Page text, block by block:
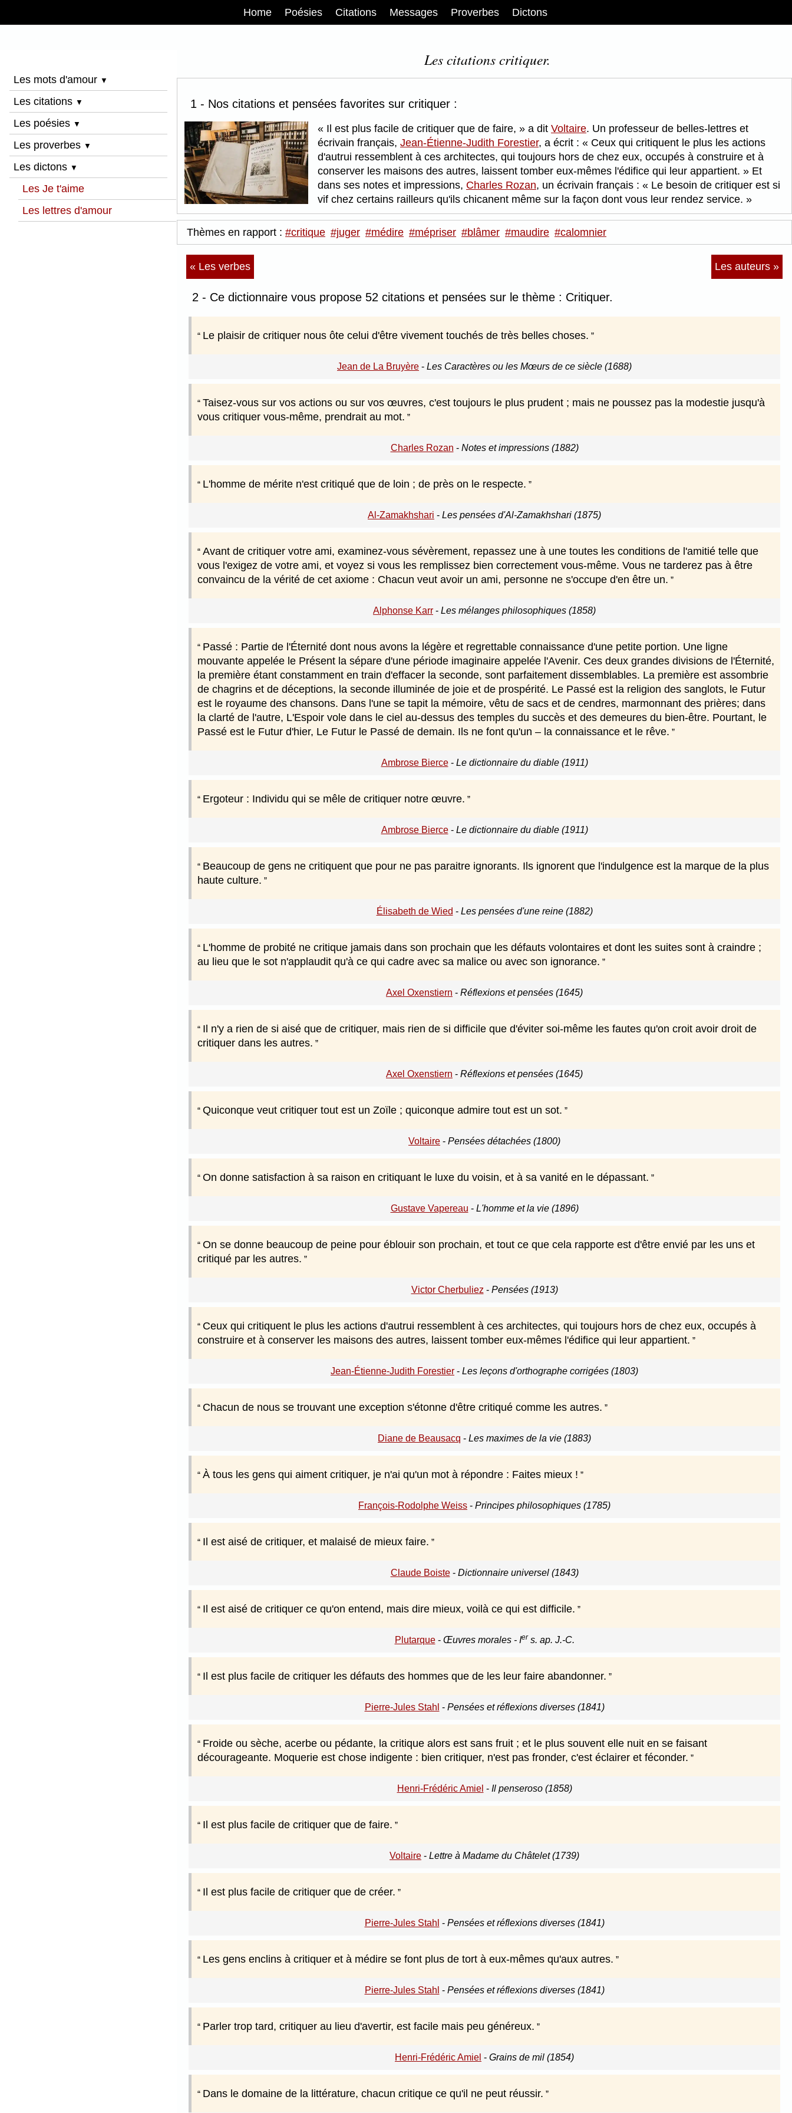
Home Poésies Citations Messages Proverbes Dictons
Les mots d'amour ▼
Les citations ▼
Les poésies ▼
Les proverbes ▼
Les dictons ▼
Les Je t'aime
Les lettres d'amour
Les citations critiquer.
1 - Nos citations et pensées favorites sur critiquer :
Il est plus facile de critiquer que de faire, a dit Voltaire. Un professeur de belles-lettres et
écrivain français, Jean-Étienne-Judith Forestier, a écrit :
Ceux qui critiquent le plus les actions
d'autrui ressemblent à ces architectes, qui toujours hors de chez eux, occupés à construire et à
conserver les maisons des autres, laissent tomber eux-mêmes l'édifice qui leur appartient.
Et
dans ses notes et impressions, Charles Rozan, un écrivain français :
Le besoin de critiquer est si
vif chez certains railleurs qu'ils chicanent même sur la façon dont vous leur rendez service.
Thèmes en rapport : #critique #juger #médire #mépriser #blâmer #maudire #calomnier
« Les verbes Les auteurs »
2 - Ce dictionnaire vous propose 52 citations et pensées sur le thème : Critiquer.
Le plaisir de critiquer nous ôte celui d'être vivement touchés de très belles choses.
Jean de La Bruyère - Les Caractères ou les Mœurs de ce siècle (1688)
Taisez-vous sur vos actions ou sur vos œuvres, c'est toujours le plus prudent ; mais ne poussez pas la modestie jusqu'à
vous critiquer vous-même, prendrait au mot.
Charles Rozan - Notes et impressions (1882)
L'homme de mérite n'est critiqué que de loin ; de près on le respecte.
Al-Zamakhshari - Les pensées d'Al-Zamakhshari (1875)
Avant de critiquer votre ami, examinez-vous sévèrement, repassez une à une toutes les conditions de l'amitié telle que
vous l'exigez de votre ami, et voyez si vous les remplissez bien correctement vous-même. Vous ne tarderez pas à être
convaincu de la vérité de cet axiome : Chacun veut avoir un ami, personne ne s'occupe d'en être un.
Alphonse Karr - Les mélanges philosophiques (1858)
Passé : Partie de l'Éternité dont nous avons la légère et regrettable connaissance d'une petite portion. Une ligne
mouvante appelée le Présent la sépare d'une période imaginaire appelée l'Avenir. Ces deux grandes divisions de l'Éternité,
la première étant constamment en train d'effacer la seconde, sont parfaitement dissemblables. La première est assombrie
de chagrins et de déceptions, la seconde illuminée de joie et de prospérité. Le Passé est la religion des sanglots, le Futur
est le royaume des chansons. Dans l'une se tapit la mémoire, vêtu de sacs et de cendres, marmonnant des prières; dans
la clarté de l'autre, L'Espoir vole dans le ciel au-dessus des temples du succès et des demeures du bien-être. Pourtant, le
Passé est le Futur d'hier, Le Futur le Passé de demain. Ils ne font qu'un – la connaissance et le rêve.
Ambrose Bierce- Le dictionnaire du diable (1911)
Ergoteur : Individu qui se mêle de critiquer notre œuvre.
Ambrose Bierce- Le dictionnaire du diable (1911)
Beaucoup de gens ne critiquent que pour ne pas paraitre ignorants. Ils ignorent que l'indulgence est la marque de la plus
haute culture.
Élisabeth de Wied - Les pensées d'une reine (1882)
L'homme de probité ne critique jamais dans son prochain que les défauts volontaires et dont les suites sont à craindre ;
au lieu que le sot n'applaudit qu'à ce qui cadre avec sa malice ou avec son ignorance.
Axel Oxenstiern - Réflexions et pensées (1645)
Il n'y a rien de si aisé que de critiquer, mais rien de si difficile que d'éviter soi-même les fautes qu'on croit avoir droit de
critiquer dans les autres.
Axel Oxenstiern - Réflexions et pensées (1645)
Quiconque veut critiquer tout est un Zoïle ; quiconque admire tout est un sot.
Voltaire - Pensées détachées (1800)
On donne satisfaction à sa raison en critiquant le luxe du voisin, et à sa vanité en le dépassant.
Gustave Vapereau - L'homme et la vie (1896)
On se donne beaucoup de peine pour éblouir son prochain, et tout ce que cela rapporte est d'être envié par les uns et
critiqué par les autres.
Victor Cherbuliez - Pensées (1913)
Ceux qui critiquent le plus les actions d'autrui ressemblent à ces architectes, qui toujours hors de chez eux, occupés à
construire et à conserver les maisons des autres, laissent tomber eux-mêmes l'édifice qui leur appartient.
Jean-Étienne-Judith Forestier - Les leçons d'orthographe corrigées (1803)
Chacun de nous se trouvant une exception s'étonne d'être critiqué comme les autres.
Diane de Beausacq - Les maximes de la vie (1883)
À tous les gens qui aiment critiquer, je n'ai qu'un mot à répondre : Faites mieux !
François-Rodolphe Weiss - Principes philosophiques (1785)
Il est aisé de critiquer, et malaisé de mieux faire.
Claude Boiste- Dictionnaire universel (1843)
Il est aisé de critiquer ce qu'on entend, mais dire mieux, voilà ce qui est difficile.
Plutarque- Œuvres morales - Ier s. ap. J.-C.
Il est plus facile de critiquer les défauts des hommes que de les leur faire abandonner.
Pierre-Jules Stahl - Pensées et réflexions diverses (1841)
Froide ou sèche, acerbe ou pédante, la critique alors est sans fruit ; et le plus souvent elle nuit en se faisant
décourageante. Moquerie est chose indigente : bien critiquer, n'est pas fronder, c'est éclairer et féconder.
Henri-Frédéric Amiel - Il penseroso (1858)
Il est plus facile de critiquer que de faire.
Voltaire - Lettre à Madame du Châtelet (1739)
Il est plus facile de critiquer que de créer.
Pierre-Jules Stahl - Pensées et réflexions diverses (1841)
Les gens enclins à critiquer et à médire se font plus de tort à eux-mêmes qu'aux autres.
Pierre-Jules Stahl - Pensées et réflexions diverses (1841)
Parler trop tard, critiquer au lieu d'avertir, est facile mais peu généreux.
Henri-Frédéric Amiel - Grains de mil (1854)
Dans le domaine de la littérature, chacun critique ce qu'il ne peut réussir.